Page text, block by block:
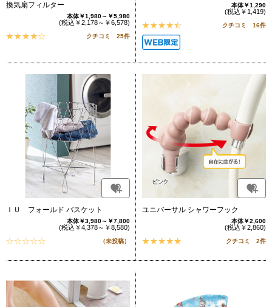
換気扇フィルター
本体￥1,980～￥5,980
(税込￥2,178～￥6,578)
クチコミ 25件
本体￥1,290
(税込￥1,419)
クチコミ 16件
ＩＵ フォールド バスケット
本体￥3,980～￥7,800
(税込￥4,378～￥8,580)
（未投稿）
ユニバーサル シャワーフック
本体￥2,600
(税込￥2,860)
クチコミ 2件